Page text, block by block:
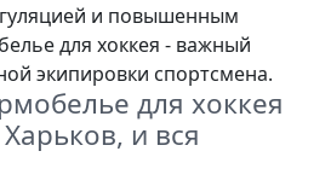
и повышенным
для хоккея - важный
экипировки спортсмена.
для хоккея
и вся